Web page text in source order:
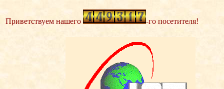
Приветствуем нашего -го посетителя!